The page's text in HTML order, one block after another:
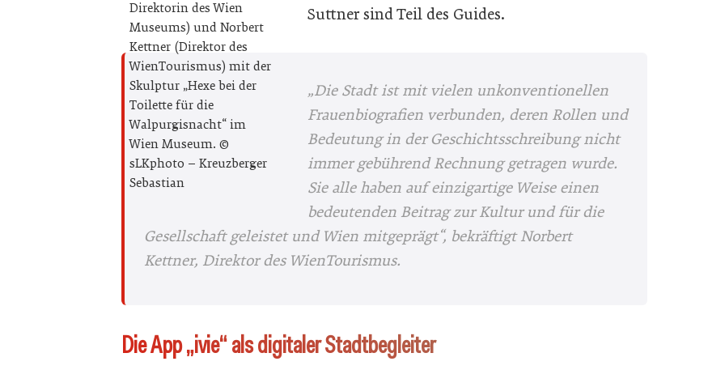
Direktorin des Wien
Museums) und Norbert
Kettner (Direktor des
WienTourismus) mit der
Skulptur „Hexe bei der
Toilette für die
Walpurgisnacht“ im
Wien Museum. ©
sLKphoto – Kreuzberger
Sebastian
Suttner sind Teil des Guides.
„Die Stadt ist mit vielen unkonventionellen
Frauenbiografien verbunden, deren Rollen und
Bedeutung in der Geschichtsschreibung nicht
immer gebührend Rechnung getragen wurde.
Sie alle haben auf einzigartige Weise einen
bedeutenden Beitrag zur Kultur und für die
Gesellschaft geleistet und Wien mitgeprägt“, bekräftigtNorbert
Kettner, Direktor des WienTourismus.
Die App „ivie“ als digitaler Stadtbegleiter